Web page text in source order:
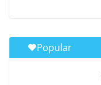
Popular